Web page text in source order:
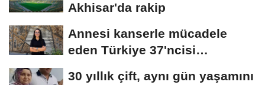
Akhisar'da rakip
Annesi kanserle mücadele
eden Türkiye 37'ncisi
30 yıllık çift, aynı gün yaşamını